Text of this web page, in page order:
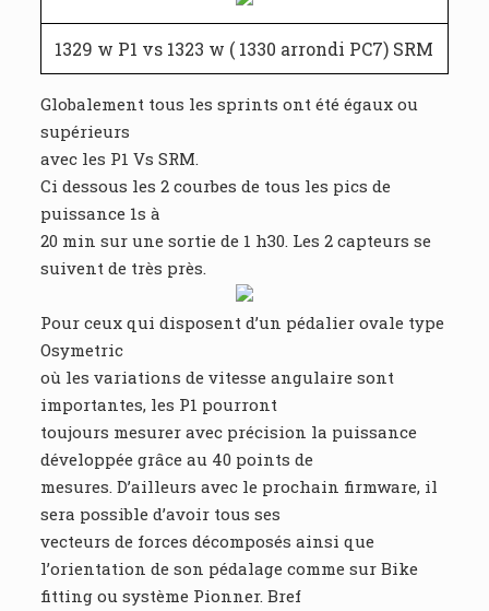
1329 w P1 vs 1323 w ( 1330 arrondi PC7) SRM
Globalement tous les sprints ont été égaux ou
supérieurs
avec les P1 Vs SRM.
Ci dessous les 2 courbes de tous les pics de
puissance 1s à
20 min sur une sortie de 1 h30. Les 2 capteurs se
suivent de très près.
Pour ceux qui disposent d’un pédalier ovale type
Osymetric
où les variations de vitesse angulaire sont
importantes, les P1 pourront
toujours mesurer avec précision la puissance
développée grâce au 40 points de
mesures. D’ailleurs avec le prochain firmware, il
sera possible d’avoir tous ses
vecteurs de forces décomposés ainsi que
l’orientation de son pédalage comme sur Bike
fitting ou système Pionner. Bref